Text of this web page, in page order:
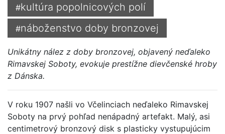
#kultúra popolnicových polí
#náboženstvo doby bronzovej
Unikátny nález z doby bronzovej, objavený neďaleko
Rimavskej Soboty, evokuje prestížne dievčenské hroby
z Dánska.
V roku 1907 našli vo Včelinciach neďaleko Rimavskej
Soboty na prvý pohľad nenápadný artefakt. Malý, asi
centimetrový bronzový disk s plasticky vystupujúcim